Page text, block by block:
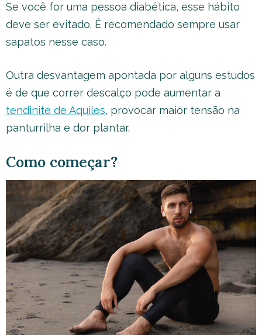
Se você for uma pessoa diabética, esse hábito
deve ser evitado. É recomendado sempre usar
sapatos nesse caso.
Outra desvantagem apontada por alguns estudos
é de que correr descalço pode aumentar a
tendinite de Aquiles, provocar maior tensão na
panturrilha e dor plantar.
Como começar?